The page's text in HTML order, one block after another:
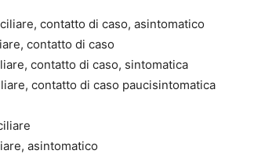
contatto di caso, asintomatico
contatto di caso
contatto di caso, sintomatica
contatto di caso paucisintomatica
asintomatico